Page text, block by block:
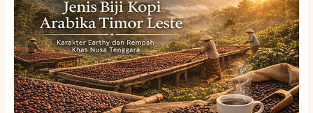
Selatan
yang
Mulai
Diperhitungkan
Pasar
Specialty